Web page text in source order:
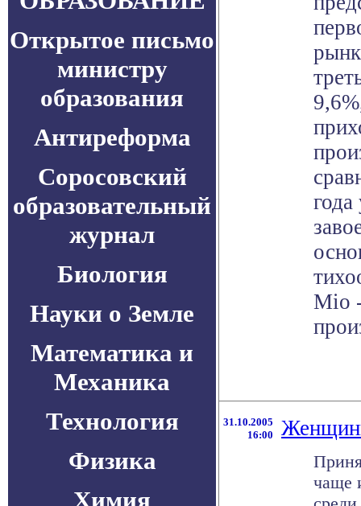
Открытое письмо
министру
образования
Антиреформа
Соросовский
образовательный
журнал
Биология
Науки о Земле
Математика и
Механика
Технология
Физика
Химия
Mio
31.10.2005
16:00
чаще